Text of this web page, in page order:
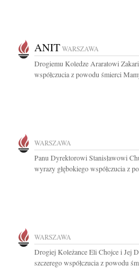
ANIT WARSZAWA
Drogiemu Koledze Araratowi
współczucia z powodu śmierci
WARSZAWA
Panu Dyrektorowi Stanisławowi
wyrazy głębokiego współczucia z
WARSZAWA
Drogiej Koleżance Eli Chojce i Jej
szczerego współczucia z powodu